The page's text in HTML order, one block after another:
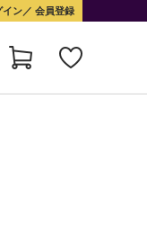
イン 会員登録